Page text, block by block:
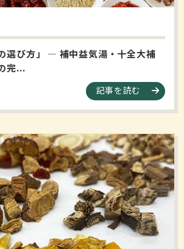
選び方」 ― 補中益気湯・十全大補
完...
記事を読む